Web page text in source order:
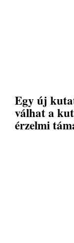
Egy új
válhat a
érzelmi